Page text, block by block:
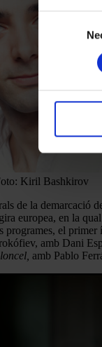
les
Selecció
consentiment
Kiril Bashkirov
de la demarcació
europea, en la
el
amb Dani
amb Pablo